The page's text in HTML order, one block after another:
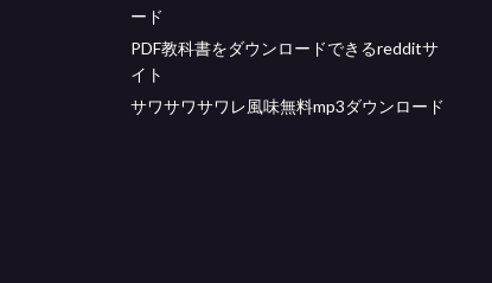
ード
PDF教科書をダウンロードできるredditサ
イト
サワサワサワレ風味無料mp3ダウンロード